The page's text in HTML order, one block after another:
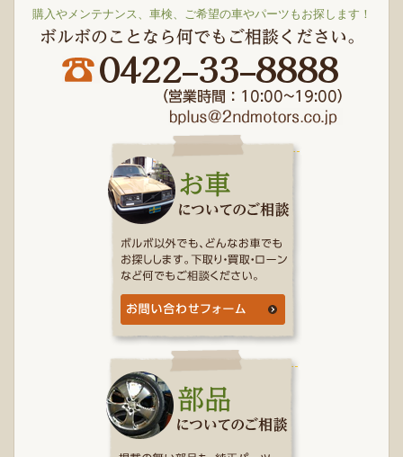
購入やメンテナンス、車検、ご希望の車やパーツもお探します！
ボルボのことなら何でもご相談ください。